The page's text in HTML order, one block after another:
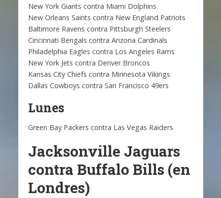
New York Giants contra Miami Dolphins
New Orleans Saints contra New England Patriots
Baltimore Ravens contra Pittsburgh Steelers
Cincinnati Bengals contra Arizona Cardinals
Philadelphia Eagles contra Los Angeles Rams
New York Jets contra Denver Broncos
Kansas City Chiefs contra Minnesota Vikings
Dallas Cowboys contra San Francisco 49ers
Lunes
Green Bay Packers contra Las Vegas Raiders
Jacksonville Jaguars
contra Buffalo Bills (en
Londres)